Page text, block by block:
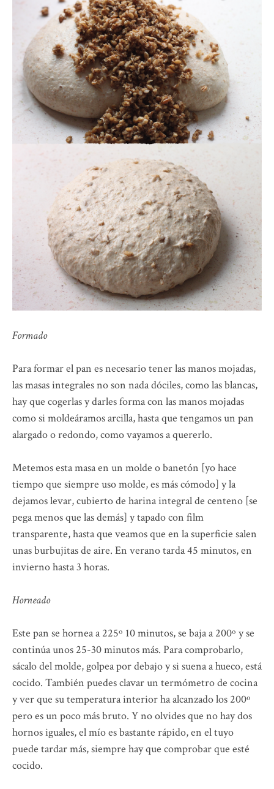
Formado
Para formar el pan es necesario tener las manos mojadas,
las masas integrales no son nada dóciles, como las blancas,
hay que cogerlas y darles forma con las manos mojadas
como si moldeáramos arcilla, hasta que tengamos un pan
alargado o redondo, como vayamos a quererlo.
Metemos esta masa en un molde o banetón [yo hace
tiempo que siempre uso molde, es más cómodo] y la
dejamos levar, cubierto de harina integral de centeno [se
pega menos que las demás] y tapado con film
transparente, hasta que veamos que en la superficie salen
unas burbujitas de aire. En verano tarda 45 minutos, en
invierno hasta 3 horas.
Horneado
Este pan se hornea a 225º 10 minutos, se baja a 200º y se
continúa unos 25-30 minutos más. Para comprobarlo,
sácalo del molde, golpea por debajo y si suena a hueco, está
cocido. También puedes clavar un termómetro de cocina
y ver que su temperatura interior ha alcanzado los 200º
pero es un poco más bruto. Y no olvides que no hay dos
hornos iguales, el mío es bastante rápido, en el tuyo
puede tardar más, siempre hay que comprobar que esté
cocido.